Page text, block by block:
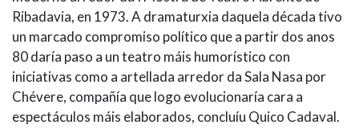
Ribadavia, en 1973. A dramaturxia daquela década tivo
un marcado compromiso político que a partir dos anos
80 daría paso a un teatro máis humorístico con
iniciativas como a artellada arredor da Sala Nasa por
Chévere, compañía que logo evolucionaría cara a
espectáculos máis elaborados, concluíu Quico Cadaval.